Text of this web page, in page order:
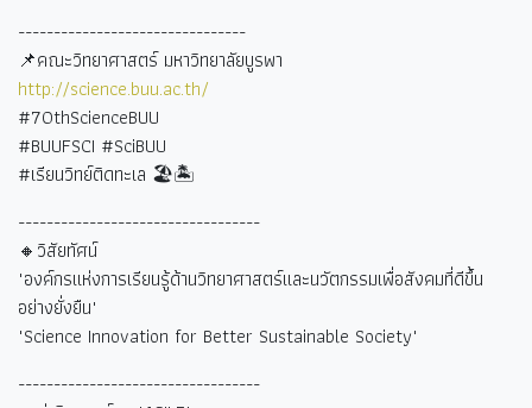
--------------------------------
📌คณะวิทยาศาสตร์ มหาวิทยาลัยบูรพา
http://science.buu.ac.th/
#70thScienceBUU
#BUUFSCI #SciBUU
#เรียนวิทย์ติดทะเล 🏖🏝
----------------------------------
🔸วิสัยทัศน์
"องค์กรแห่งการเรียนรู้ด้านวิทยาศาสตร์และนวัตกรรมเพื่อสังคมที่ดีขึ้น
อย่างยั่งยืน"
"Science Innovation for Better Sustainable Society"
----------------------------------